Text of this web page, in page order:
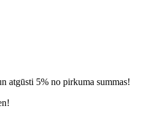
atgūsti 5% no pirkuma summas!